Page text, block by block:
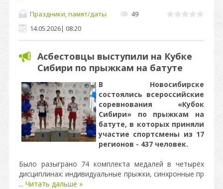
Праздники, памят/даты
49
14.05.2026| 08:20
Асбестовцы выступили на Кубке
Сибири по прыжкам на батуте
В Новосибирске
состоялись всероссийские
соревнования «Кубок
Сибири» по прыжкам на
батуте, в которых приняли
участие спортсмены из 17
регионов - 437 человек.
Было разыграно 74 комплекта медалей в четырёх
дисциплинах: индивидуальные прыжки, синхронные пр
... Читать дальше »